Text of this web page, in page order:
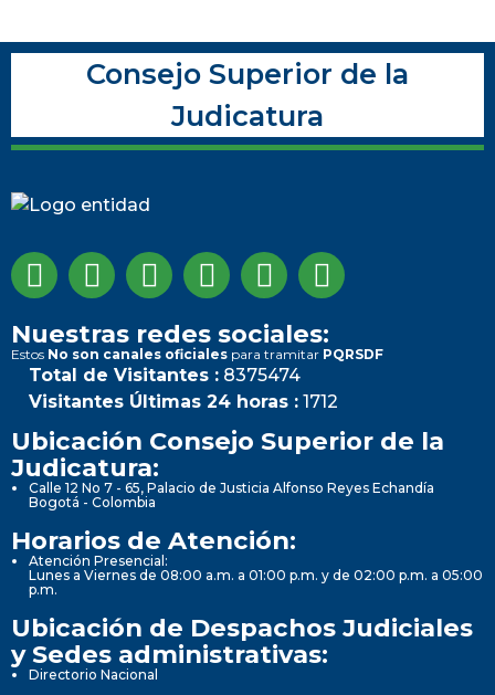
Consejo Superior de la
Judicatura
Nuestras redes sociales:
Estos No son canales oficiales para tramitar PQRSDF
Total de Visitantes : 8375474
Visitantes Últimas 24 horas : 1712
Ubicación Consejo Superior de la
Judicatura:
Calle 12 No 7 - 65, Palacio de Justicia Alfonso Reyes Echandía
Bogotá - Colombia
Horarios de Atención:
Atención Presencial:
Lunes a Viernes de 08:00 a.m. a 01:00 p.m. y de 02:00 p.m. a 05:00
p.m.
Ubicación de Despachos Judiciales
y Sedes administrativas:
Directorio Nacional